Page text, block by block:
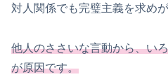
対人関係でも完璧主義を求め
他人のささいな言動から、い
が原因です。